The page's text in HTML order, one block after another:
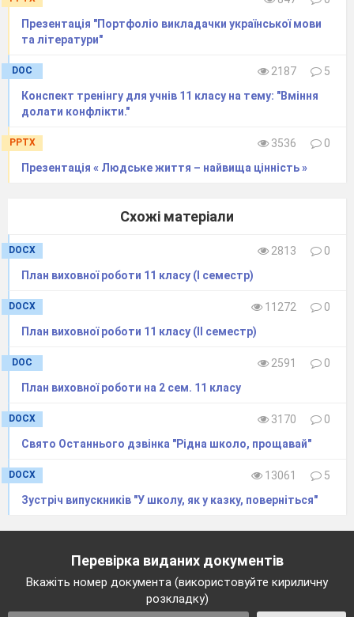
Матеріали:аркуші А4, ватман, маркери,
стікери, ножиці, скотч, плакат «То
лерантність»,
«Карта світу», анкета
«Риси
толерантної особистості», аркуші для
малюнків, картки з літерами слова
«толерантність», картки із проблемними
ситуаціями, кольорові аркуші паперу для
вправи «Біла ворона».
Технічне забезпечення:
(слайди).
Методи проведення:
За джерелами передачі та сприйняття
навчальної інформації:
словесні;
роздатковий матеріал.
Презентація "Портфоліо викладачки української мови
та літератури"
DOC 2187
5
Конспект тренінгу для учнів 11 класу на тему: "Вміння
долати конфлікти."
PPTX 3536
0
Презентація « Людське життя – найвища цінність »
Схожі матеріали
DOCX 2813
0
План виховної роботи 11 класу (І семестр)
DOCX 11272
0
План виховної роботи 11 класу (ІІ семестр)
DOC 2591
0
План виховної роботи на 2 сем. 11 класу
DOCX 3170
0
Свято Останнього дзвінка "Рідна школо, прощавай"
DOCX 13061
5
Зустріч випускників "У школу, як у казку, поверніться"
Перевірка виданих документів
Вкажіть номер документа (використовуйте кириличну
розкладку)